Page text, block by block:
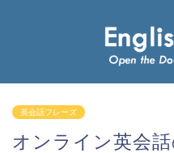
英会話フレーズ
オンライン英会